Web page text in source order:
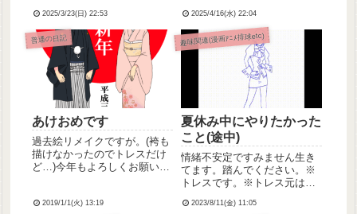
持って行くお休みありがとう
ございました用のお菓子を買
い、あとは好きなことしての
んびり過ごしてました何して
たかというと久しぶりに脚を
描きた...
2025/3/23(日) 22:53 2025/4/16(水) 22:04
普通の日記
あけおめです
過去絵リメイクですが。(袴も
描けなかったのでトレスだけ
ど…)今年もよろしくお願いし
2019/1/1(火) 13:19
趣味関連(漫画ｱﾆﾒ排球etc)
夏休み中にやりたかった
こと(途中)
情緒不安定ですみません生き
てます。踏んでください。※
トレスです。※トレス元はみ
みた動画です。【みうめ】
2023/8/11(金) 11:05